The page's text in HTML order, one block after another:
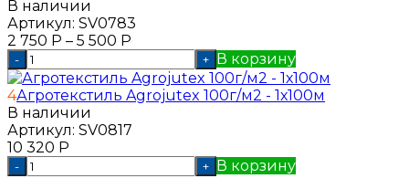
В наличии
Артикул: SV0783
2 750 Р – 5 500 Р
- + В корзину
4Агротекстиль Agrojutex 100г/м2 - 1х100м
В наличии
Артикул: SV0817
10 320 Р
- + В корзину